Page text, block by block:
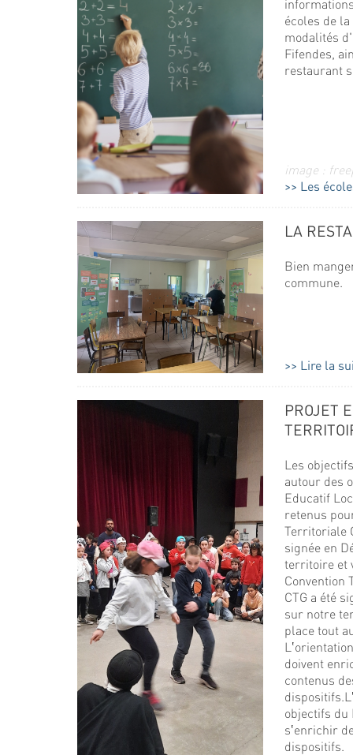
écoles de
modalités
Fifendes,
restaurant
image :
Les
LA
Bien
commune.
Lire la
PROJET
Les
autour des
Educatif
retenus
Territoriale
signée en
territoire et
Convention
CTG a été
sur notre
place tout
doivent
contenus
objectifs du
s‛enrichir
dispositifs.